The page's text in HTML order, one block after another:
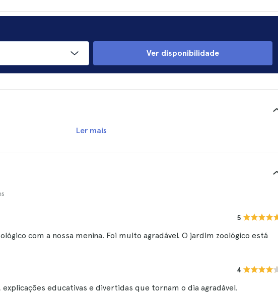
Ver disponibilidade
Ler mais
5
com a nossa menina. Foi muito agradável. O jardim zoológico está
4
educativas e divertidas que tornam o dia agradável.